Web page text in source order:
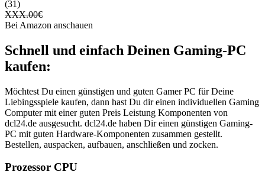
(31)
XXX.00€
Bei Amazon anschauen
Schnell und einfach Deinen Gaming-PC
kaufen:
Möchtest Du einen günstigen und guten Gamer PC für Deine
Liebingsspiele kaufen, dann hast Du dir einen individuellen Gaming
Computer mit einer guten Preis Leistung Komponenten von
dcl24.de ausgesucht. dcl24.de haben Dir einen günstigen Gaming-
PC mit guten Hardware-Komponenten zusammen gestellt.
Bestellen, auspacken, aufbauen, anschließen und zocken.
Prozessor CPU